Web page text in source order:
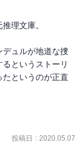
理文庫。
ュルが地道な捜
というストーリ
というのが正直
ンデュルの捜査
残して失踪してい
投稿日 : 2020.05.07